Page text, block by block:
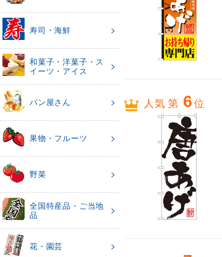
人気 第 6位
寿司・海鮮
和菓子・洋菓子・ス
イーツ・アイス
パン屋さん
果物・フルーツ
野菜
全国特産品・ご当地
品
花・園芸